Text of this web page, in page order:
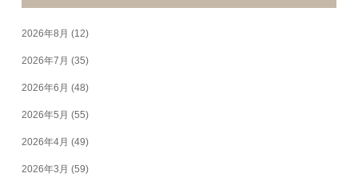
2026年8月 (12)
2026年7月 (35)
2026年6月 (48)
2026年5月 (55)
2026年4月 (49)
2026年3月 (59)